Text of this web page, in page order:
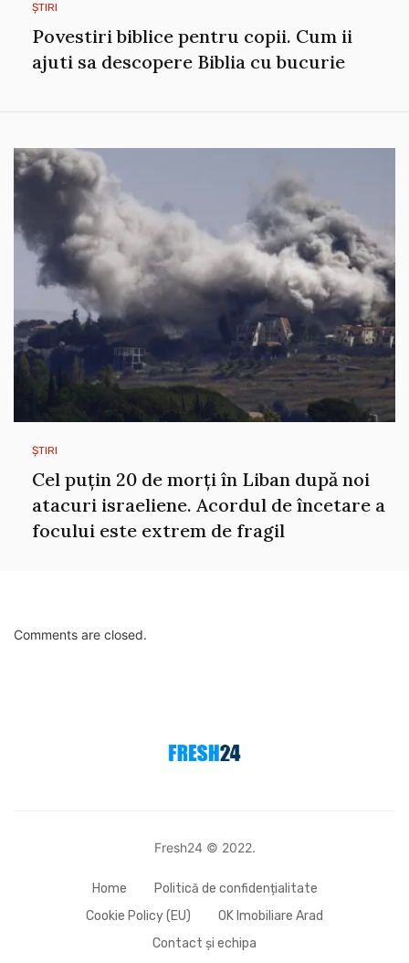
ȘTIRI
Povestiri biblice pentru copii. Cum ii
ajuti sa descopere Biblia cu bucurie
ȘTIRI
Cel puțin 20 de morți în Liban după noi
atacuri israeliene. Acordul de încetare a
focului este extrem de fragil
Comments are closed.
Fresh24 © 2022.
Home
Politică de confidențialitate
Cookie Policy (EU)
OK Imobiliare Arad
Contact și echipa